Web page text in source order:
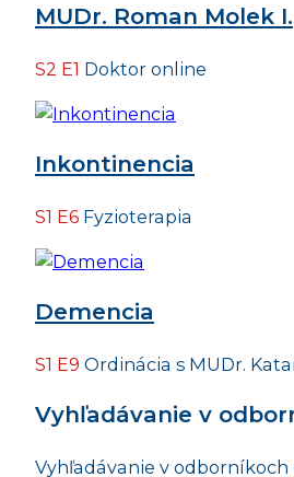
MUDr. Roman Molek I.
S2 E1 Doktor online
Inkontinencia
S1 E6 Fyzioterapia
Demencia
S1 E9 Ordinácia s MUDr.
Vyhľadávanie v
Vyhľadávanie v odborníkoch